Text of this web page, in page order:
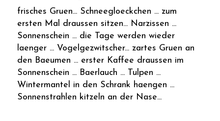
frisches Gruen... Schneegloeckchen ... zum
ersten Mal draussen sitzen... Narzissen ...
Sonnenschein ... die Tage werden wieder
laenger ... Vogelgezwitscher... zartes Gruen an
den Baeumen ... erster Kaffee draussen im
Sonnenschein ... Baerlauch ... Tulpen ...
Wintermantel in den Schrank haengen ...
Sonnenstrahlen kitzeln an der Nase...